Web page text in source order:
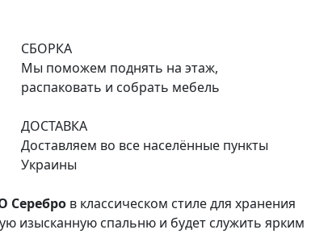
СБОРКА
Мы поможем поднять на этаж,
распаковать и собрать мебель
ДОСТАВКА
Доставляем во все населённые пункты
Украины
в классическом стиле для хранения
изысканную спальню и будет служить ярким